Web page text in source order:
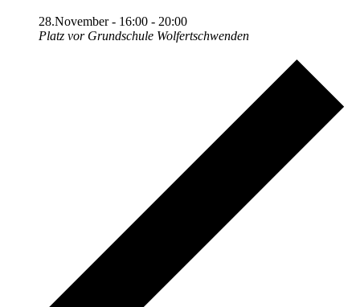
28.November - 16:00 - 20:00
Platz vor Grundschule Wolfertschwenden